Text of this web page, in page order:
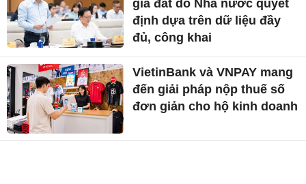
giá đất do Nhà nước quyết
định dựa trên dữ liệu đầy
đủ, công khai
VietinBank và VNPAY mang
đến giải pháp nộp thuế số
đơn giản cho hộ kinh doanh